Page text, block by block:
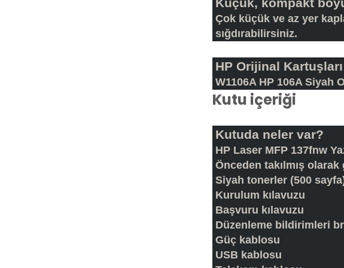
Çok küçük ve az yer
sığdırabilirsiniz.
HP Orijinal Kartuşları
W1106A HP 106A Siyah
Kutu içeriği
Kutuda neler var?
HP Laser MFP 137fnw
Önceden takılmış olarak
Siyah tonerler (500
Kurulum kılavuzu
Başvuru kılavuzu
Düzenleme bildirimleri
Güç kablosu
USB kablosu